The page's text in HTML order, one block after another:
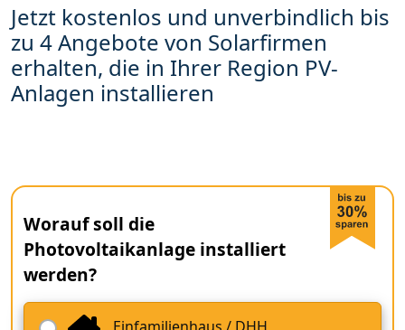
Jetzt kostenlos und unverbindlich bis
zu 4 Angebote von Solarfirmen
erhalten, die in Ihrer Region PV-
Anlagen installieren
Worauf soll die
Photovoltaikanlage installiert
werden?